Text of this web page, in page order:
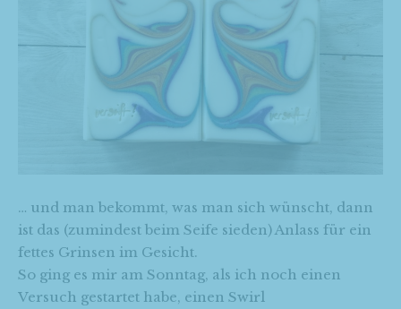
… und man bekommt, was man sich wünscht, dann
ist das (zumindest beim Seife sieden) Anlass für ein
fettes Grinsen im Gesicht.
So ging es mir am Sonntag, als ich noch einen
Versuch gestartet habe, einen Swirl